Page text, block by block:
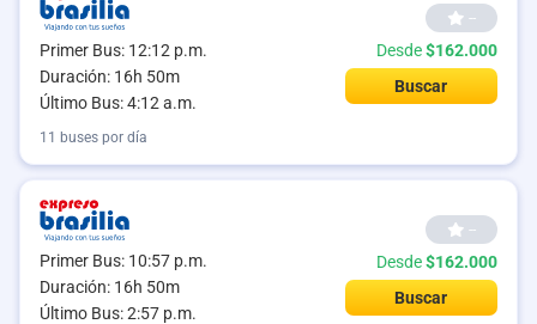
Primer Bus: 12:12 p.m.
Duración: 16h 50m
Último Bus: 4:12 a.m.
--
Desde$162.000
Buscar
11 buses por día
Primer Bus: 10:57 p.m.
Duración: 16h 50m
Último Bus: 2:57 p.m.
--
Desde$162.000
Buscar